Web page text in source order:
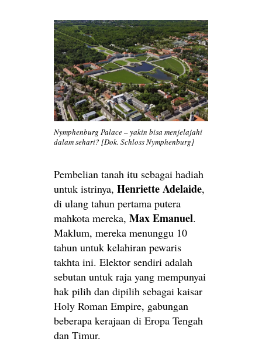
Nymphenburg Palace – yakin bisa menjelajahi
dalam sehari? [Dok. Schloss Nymphenburg]
Pembelian tanah itu sebagai hadiah
untuk istrinya, Henriette Adelaide,
di ulang tahun pertama putera
mahkota mereka, Max Emanuel.
Maklum, mereka menunggu 10
tahun untuk kelahiran pewaris
takhta ini. Elektor sendiri adalah
sebutan untuk raja yang mempunyai
hak pilih dan dipilih sebagai kaisar
Holy Roman Empire, gabungan
beberapa kerajaan di Eropa Tengah
dan Timur.